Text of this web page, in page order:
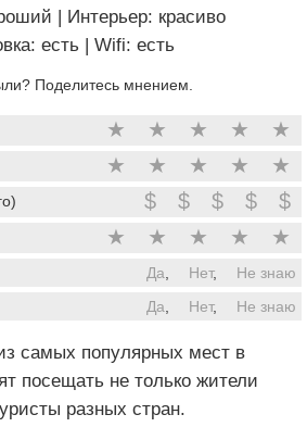
| Интерьер: красиво
есть | Wifi: есть
Поделитесь мнением.
★ ★ ★ ★ ★
★ ★ ★ ★ ★
$ $ $ $ $
★ ★ ★ ★ ★
Да Нет,
Не знаю
Да Нет, Не знаю
самых популярных мест в
посещать не только жители
разных стран.